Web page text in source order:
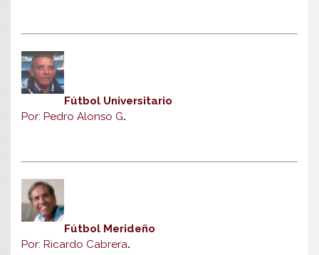
Fútbol Universitario
Por: Pedro Alonso G.
Fútbol Merideño
Por: Ricardo Cabrera.